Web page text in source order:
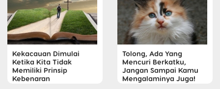
Kekacauan Dimulai
Ketika Kita Tidak
Memiliki Prinsip
Kebenaran
Tolong, Ada Yang
Mencuri Berkatku,
Jangan Sampai Kamu
Mengalaminya Juga!